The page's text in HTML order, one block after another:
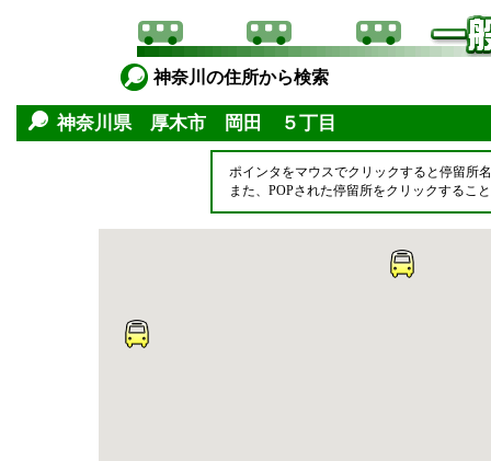
神奈川の住所から検索
神奈川県 厚木市 岡田 ５丁目
ポインタをマウスでクリックすると停留所
また、POPされた停留所をクリックするこ